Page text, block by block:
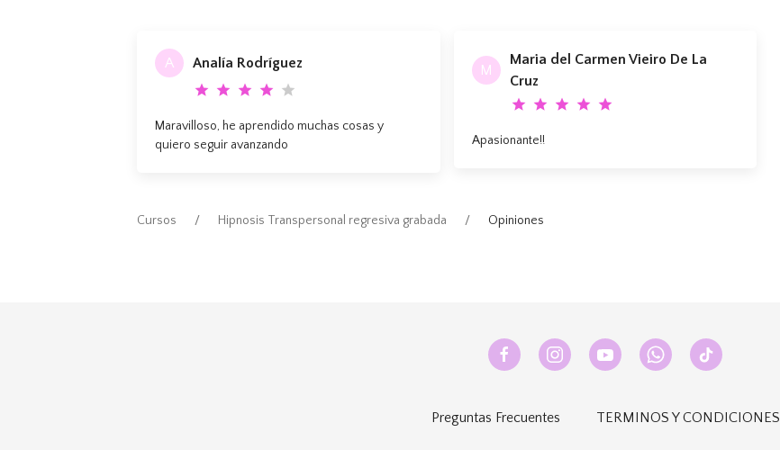
A
Analía Rodríguez
star star star star star
Maravilloso, he aprendido muchas cosas y
quiero seguir avanzando
M
Maria del Carmen Vieiro De La
Cruz
star star star star star
Apasionante!!
Cursos Hipnosis Transpersonal regresiva grabada Opiniones
Preguntas Frecuentes TERMINOS Y CONDICIONES